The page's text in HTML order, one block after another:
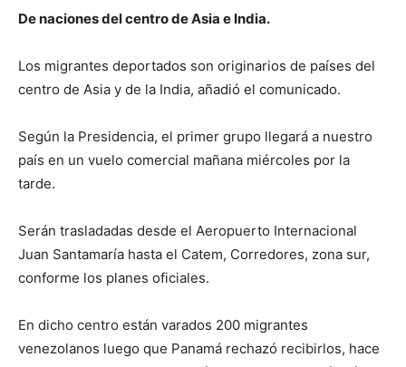
De naciones del centro de Asia e India.
Los migrantes deportados son originarios de países del
centro de Asia y de la India, añadió el comunicado.
Según la Presidencia, el primer grupo llegará a nuestro
país en un vuelo comercial mañana miércoles por la
tarde.
Serán trasladadas desde el Aeropuerto Internacional
Juan Santamaría hasta el Catem, Corredores, zona sur,
conforme los planes oficiales.
En dicho centro están varados 200 migrantes
venezolanos luego que Panamá rechazó recibirlos, hace